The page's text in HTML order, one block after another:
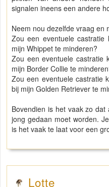
signalen ineens een andere
Neem nou dezelfde vraag en
Zou een eventuele
mijn Whippet te minderen?
Zou een eventuele castratie
mijn Border Collie te
Zou een eventuele castratie
bij mijn Golden Retriever te
Bovendien is het vaak zo
jong gedaan moet worden.
is het vaak te laat voor een
Lotte